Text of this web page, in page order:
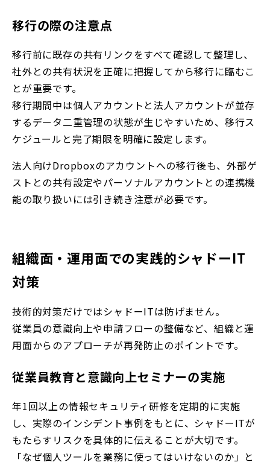
移行の際の注意点
移行前に既存の共有リンクをすべて確認して整理し、
社外との共有状況を正確に把握してから移行に臨むこ
とが重要です。
移行期間中は個人アカウントと法人アカウントが並存
するデータ二重管理の状態が生じやすいため、移行ス
ケジュールと完了期限を明確に設定します。
法人向けDropboxのアカウントへの移行後も、外部ゲ
ストとの共有設定やパーソナルアカウントとの連携機
能の取り扱いには引き続き注意が必要です。
組織面・運用面での実践的シャドーIT
対策
技術的対策だけではシャドーITは防げません。
従業員の意識向上や申請フローの整備など、組織と運
用面からのアプローチが再発防止のポイントです。
従業員教育と意識向上セミナーの実施
年1回以上の情報セキュリティ研修を定期的に実施
し、実際のインシデント事例をもとに、シャドーITが
もたらすリスクを具体的に伝えることが大切です。
「なぜ個人ツールを業務に使ってはいけないのか」と